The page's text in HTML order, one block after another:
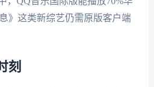
》这类新综艺仍需原版客户端
刻